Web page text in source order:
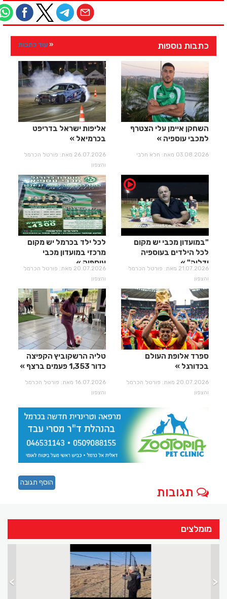
כתבות נוספות עוד כתבות
השחקן איימן עלי הצטרף
למכבי עוספיה
03.08.2026 מאת: חלא חלבי
אליפות ישראל בדריפט
בכרמיאל
26.07.2026 מאת: פורטל הכרמל
והצפון
"במועדון מכבי יש מקום
לכל הילדים בעוספיה
ודליה"
21.07.2026 מאת: פורטל הכרמל
והצפון
לכל ילד בכרמל יש מקום
מרכזי במועדון מכבי
עוספיה
20.07.2026 מאת: פורטל הכרמל
והצפון
ספרד אלופת העולם
בכדורגל
20.07.2026 מאת: פורטל הכרמל
והצפון
טליה הרשקוביץ הקפיצה
כדור 1,353 פעמים ברצף
16.07.2026 מאת: פורטל הכרמל
והצפון
תגובות
הוסף תגובה
מומלצים
> <